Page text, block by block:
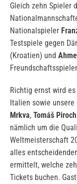
Gleich zehn Spieler
Nationalspieler
Testspiele gegen
(Kroatien) und
Richtig ernst wird
Italien sowie
Mrkva, Tomáš Piroch
nämlich um die
Weltmeisterschaft
alles
ermittelt, welche
Tickets buchen.